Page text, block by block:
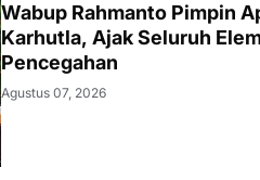
Wabup Rahmanto Pimpin
Karhutla, Ajak Seluruh
Pencegahan
Agustus 07, 2026